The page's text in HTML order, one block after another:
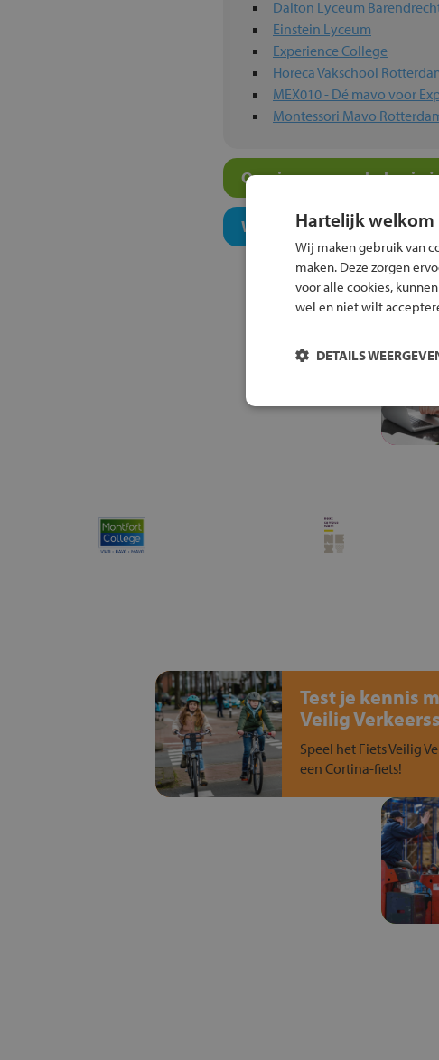
Dalton Lyceum
Einstein Lyceum
Experience College
Horeca Vakschool
MEX010 - Dé mavo voor
Montessori Mavo
Overige mavo-scholen in
Welk onderwijsconcept
Test je kennis
Veilig
Speel het Fiets Veilig
een Cortina-fiets!
Hartelijk welkom
Wij maken gebruik van
maken. Deze zorgen
voor alle cookies,
wel en niet wilt
DETAILS